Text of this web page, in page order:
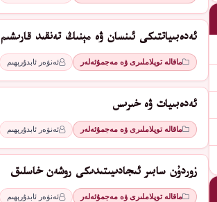
ئەدەبىياتتىكى ئىنسان ۋە مېنىڭ تەنقىد قارىشىم
ماقالە توپلاملىرى ۋە مەجمۇئەلەر ئەنۋەر ئابدۇرېھىم
ئەدەبىيات ۋە خىرىس
ماقالە توپلاملىرى ۋە مەجمۇئەلەر ئەنۋەر ئابدۇرېھىم
زوردۇن سابىر ئىجادىيىتىدىكى روشەن خاسلىق
ماقالە توپلاملىرى ۋە مەجمۇئەلەر ئەنۋەر ئابدۇرېھىم